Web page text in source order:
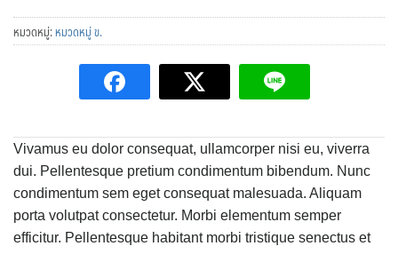
ชิ้น
หมวดหมู่:หมวดหมู่ ข.
Vivamus eu dolor consequat, ullamcorper nisi eu, viverra
dui. Pellentesque pretium condimentum bibendum. Nunc
condimentum sem eget consequat malesuada. Aliquam
porta volutpat consectetur. Morbi elementum semper
efficitur. Pellentesque habitant morbi tristique senectus et